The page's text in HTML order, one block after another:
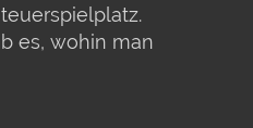
es, wohin man